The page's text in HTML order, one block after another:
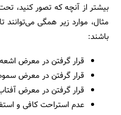
بیشتر از آنچه که تصور کنید،
مثال، موارد زیر همگی
باشند:
قرار گرفتن در معرض
قرار گرفتن در معرض
قرار گرفتن در معرض
عدم استراحت کافی و